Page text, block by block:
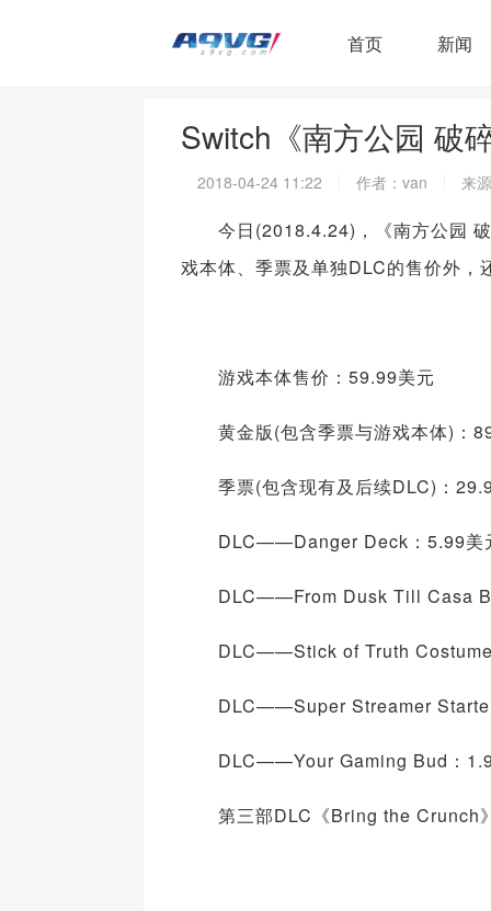
首页 新闻
Switch《南方公园 破
2018-04-24 11:22 作者：van 来
今日(2018.4.24)，《南方公园 破
戏本体、季票及单独DLC的售价外，
游戏本体售价：59.99美元
黄金版(包含季票与游戏本体)：
季票(包含现有及后续DLC)：
DLC——Danger Deck：5.99美
DLC——From Dusk Till Casa
DLC——Stick of Truth
DLC——Super Streamer
DLC——Your Gaming Bud：
第三部DLC《Bring the Crunch》